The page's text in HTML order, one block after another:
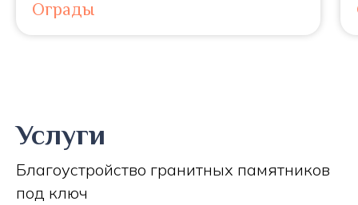
Ограды
Услуги
Благоустройство гранитных памятников
под ключ